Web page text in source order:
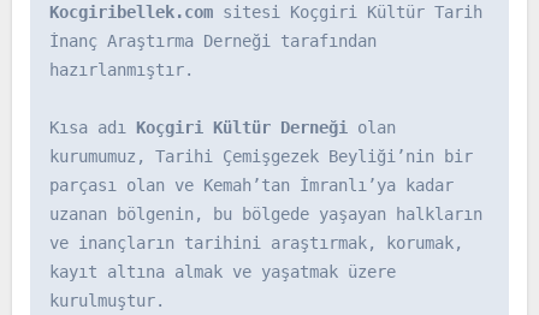
Kocgiribellek.com sitesi Koçgiri Kültür Tarih
İnanç Araştırma Derneği tarafından
hazırlanmıştır.
Kısa adı Koçgiri Kültür Derneği olan
kurumumuz, Tarihi Çemişgezek Beyliği’nin bir
parçası olan ve Kemah’tan İmranlı’ya kadar
uzanan bölgenin, bu bölgede yaşayan halkların
ve inançların tarihini araştırmak, korumak,
kayıt altına almak ve yaşatmak üzere
kurulmuştur.